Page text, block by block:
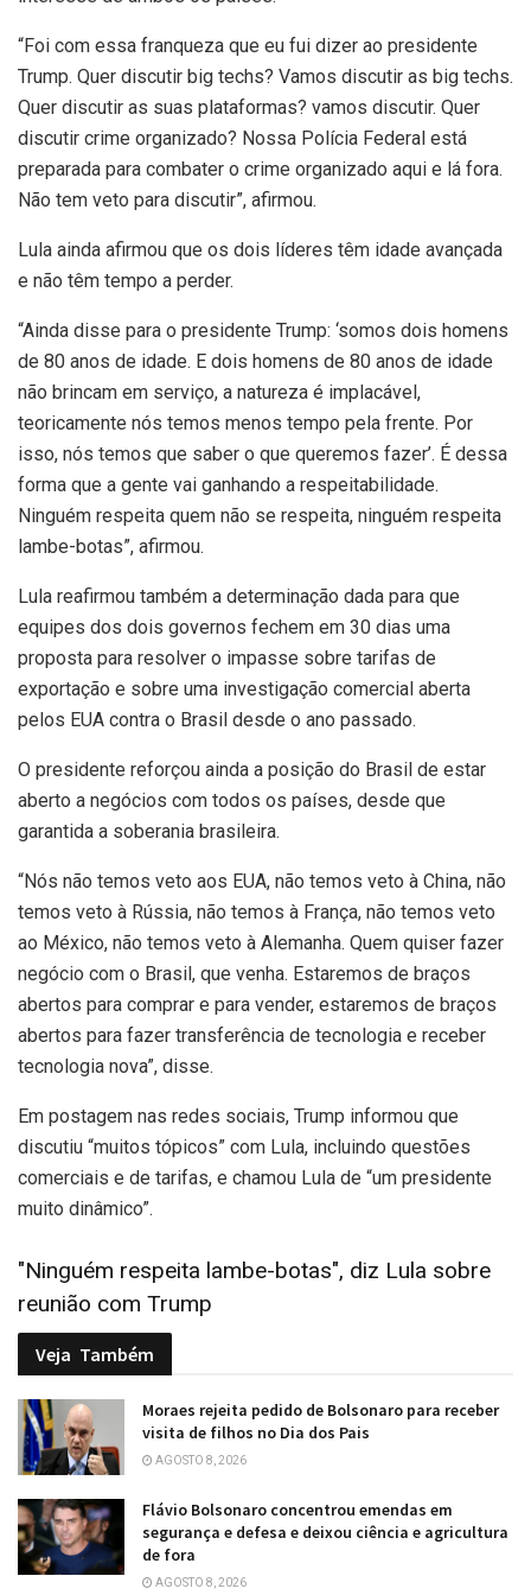
“Foi com essa franqueza que eu fui dizer ao presidente
Trump. Quer discutir big techs? Vamos discutir as big techs.
Quer discutir as suas plataformas? vamos discutir. Quer
discutir crime organizado? Nossa Polícia Federal está
preparada para combater o crime organizado aqui e lá fora.
Não tem veto para discutir”, afirmou.
Lula ainda afirmou que os dois líderes têm idade avançada
e não têm tempo a perder.
“Ainda disse para o presidente Trump: ‘somos dois homens
de 80 anos de idade. E dois homens de 80 anos de idade
não brincam em serviço, a natureza é implacável,
teoricamente nós temos menos tempo pela frente. Por
isso, nós temos que saber o que queremos fazer’. É dessa
forma que a gente vai ganhando a respeitabilidade.
Ninguém respeita quem não se respeita, ninguém respeita
lambe-botas”, afirmou.
Lula reafirmou também a determinação dada para que
equipes dos dois governos fechem em 30 dias uma
proposta para resolver o impasse sobre tarifas de
exportação e sobre uma investigação comercial aberta
pelos EUA contra o Brasil desde o ano passado.
O presidente reforçou ainda a posição do Brasil de estar
aberto a negócios com todos os países, desde que
garantida a soberania brasileira.
“Nós não temos veto aos EUA, não temos veto à China, não
temos veto à Rússia, não temos à França, não temos veto
ao México, não temos veto à Alemanha. Quem quiser fazer
negócio com o Brasil, que venha. Estaremos de braços
abertos para comprar e para vender, estaremos de braços
abertos para fazer transferência de tecnologia e receber
tecnologia nova”, disse.
Em postagem nas redes sociais, Trump informou que
discutiu “muitos tópicos” com Lula, incluindo questões
comerciais e de tarifas, e chamou Lula de “um presidente
muito dinâmico”.
"Ninguém respeita lambe-botas", diz Lula sobre
reunião com Trump
Veja Também
Moraes rejeita pedido de Bolsonaro para receber
visita de filhos no Dia dos Pais
AGOSTO 8, 2026
Flávio Bolsonaro concentrou emendas em
segurança e defesa e deixou ciência e agricultura
de fora
AGOSTO 8, 2026